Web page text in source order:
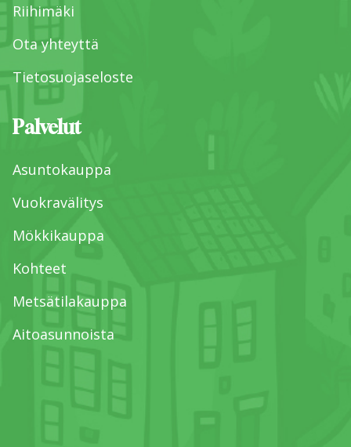
Riihimäki
Ota yhteyttä
Tietosuojaseloste
Palvelut
Asuntokauppa
Vuokravälitys
Mökkikauppa
Kohteet
Metsätilakauppa
Aitoasunnoista